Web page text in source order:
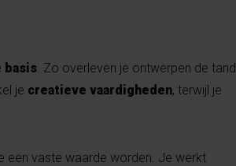
basis. Zo overleven je ontwerpen de tand
je creatieve vaardigheden, terwijl je
een vaste waarde worden. Je werkt